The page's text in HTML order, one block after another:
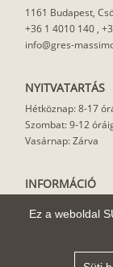
Ez a weboldal
1161 Budapest,
+36 1 4010 140 ,
info@gres-
NYITVATARTÁS
Hétköznap: 8-17
Szombat: 9-12
Vasárnap: Zárva
INFORMÁCIÓ
Felhasználási